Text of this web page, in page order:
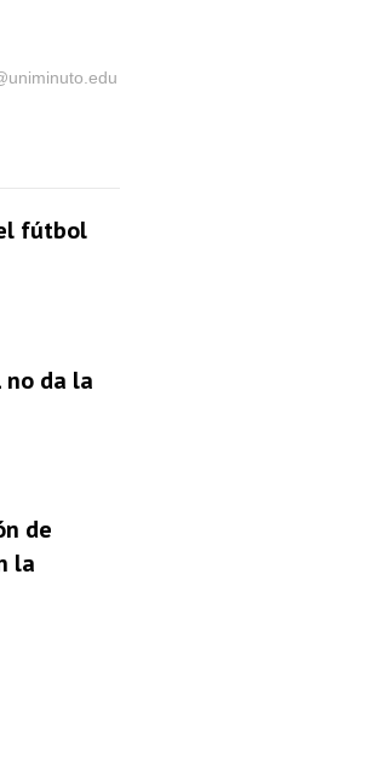
fútbol
no da la
de
la